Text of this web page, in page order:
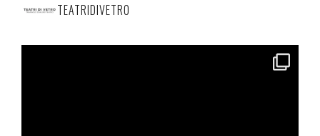
TEATRIDIVETRO